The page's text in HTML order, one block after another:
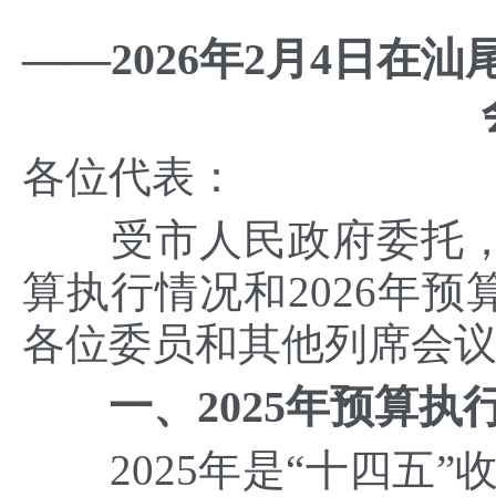
——2026年2月4日在汕
各位代表：
受市人民政府委托，
算执行情况和2026年预
各位委员和其他列席会
一、2025年预算执
2025年是“十四五”收